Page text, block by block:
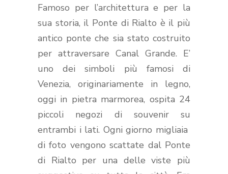
Famoso per l’architettura e per la
sua storia, il Ponte di Rialto è il più
antico ponte che sia stato costruito
per attraversare Canal Grande. E’
uno dei simboli più famosi di
Venezia, originariamente in legno,
oggi in pietra marmorea, ospita 24
piccoli negozi di souvenir su
entrambi i lati. Ogni giorno migliaia
di foto vengono scattate dal Ponte
di Rialto per una delle viste più